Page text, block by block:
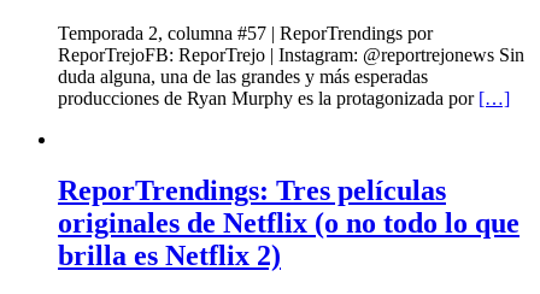
Temporada 2, columna #57 | ReporTrendings por
ReporTrejoFB: ReporTrejo | Instagram: @reportrejonews Sin
duda alguna, una de las grandes y más esperadas
producciones de Ryan Murphy es la protagonizada por […]
ReporTrendings: Tres películas
originales de Netflix (o no todo lo que
brilla es Netflix 2)